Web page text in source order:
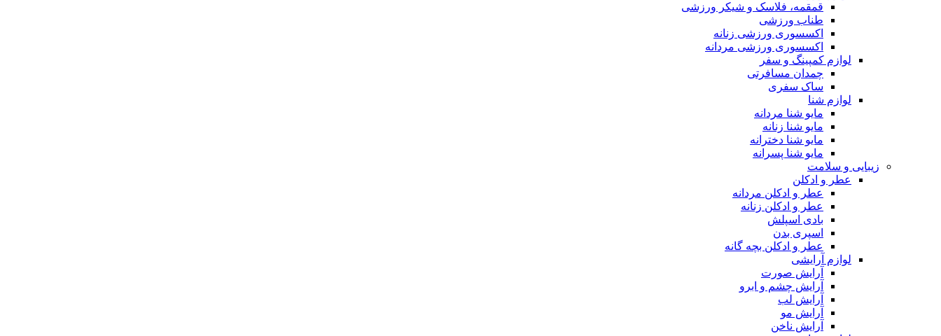
قمقمه، فلاسک و شیکر ورزشی
طناب ورزشی
اکسسوری ورزشی زنانه
اکسسوری ورزشی مردانه
لوازم کمپینگ و سفر
چمدان مسافرتی
ساک سفری
لوازم شنا
مایو شنا مردانه
مایو شنا زنانه
مایو شنا دخترانه
مایو شنا پسرانه
زیبایی و سلامت
عطر و ادکلن
عطر و ادکلن مردانه
عطر و ادکلن زنانه
بادی اسپلش
اسپری بدن
عطر و ادکلن بچه گانه
لوازم آرایشی
آرایش صورت
آرایش چشم و ابرو
آرایش لب
آرایش مو
آرایش ناخن